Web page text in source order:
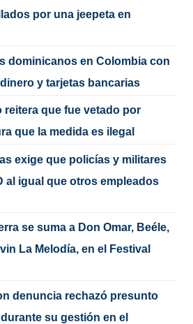
por una jeepeta en
dominicanos en Colombia con
y tarjetas bancarias
reitera que fue vetado por
que la medida es ilegal
exige que policías y militares
al igual que otros empleados
se suma a Don Omar, Beéle,
La Melodía, en el Festival
denuncia rechazó presunto
su gestión en el